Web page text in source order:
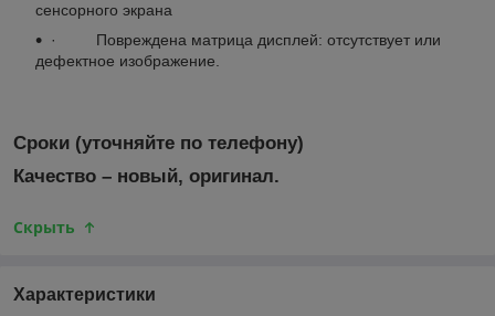
сенсорного экрана
· Повреждена матрица дисплей: отсутствует или
дефектное изображение.
Сроки (уточняйте по телефону)
Качество – новый, оригинал.
Скрыть
Характеристики